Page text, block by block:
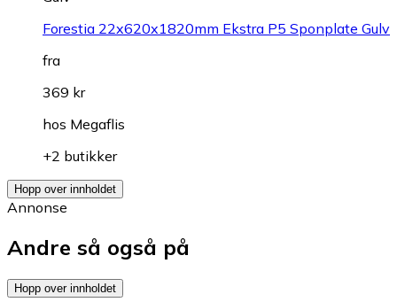
Forestia 22x620x1820mm Ekstra P5 Sponplate Gulv
fra
369 kr
hos Megaflis
+2 butikker
Hopp over innholdet
Annonse
Andre så også på
Hopp over innholdet